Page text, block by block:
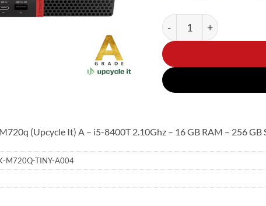
Lenovo ThinkCentre
(Upcycle It) A – i5-8400T 2.10Ghz – 16 GB RAM – 256
M720Q-TINY-A004